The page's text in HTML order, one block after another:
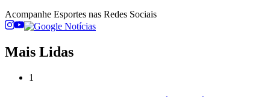
Acompanhe Esportes nas Redes Sociais
Mais Lidas
1